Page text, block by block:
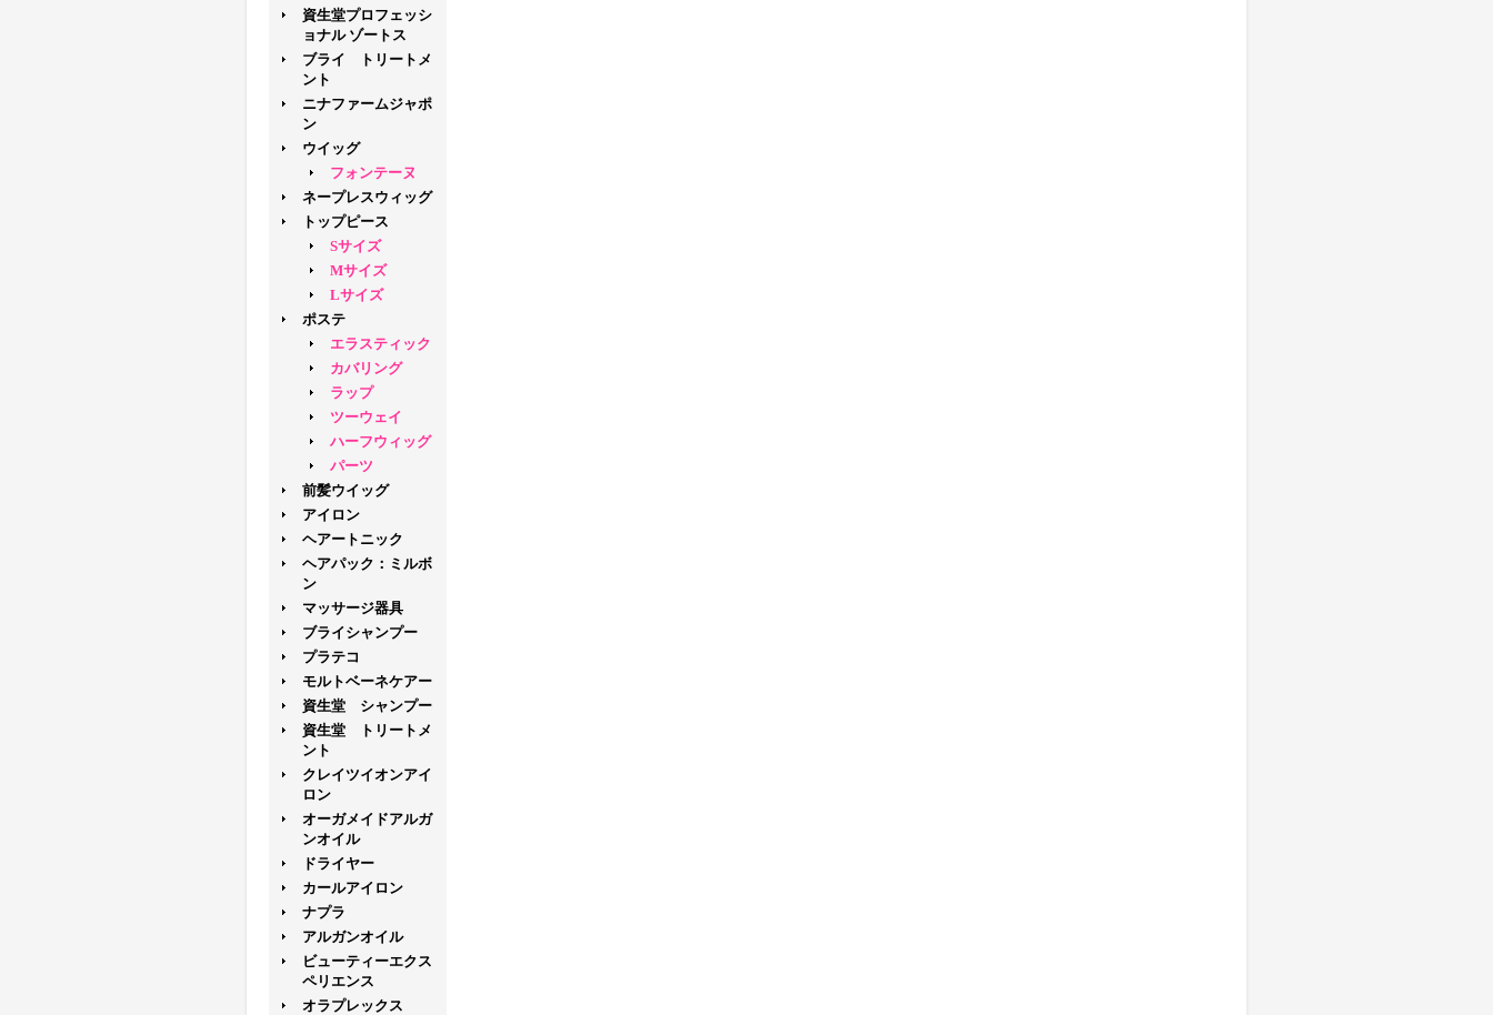
資生堂プロフェッシ
ョナル ゾートス
ブライ トリートメ
ント
ニナファームジャポ
ン
ウイッグ
フォンテーヌ
ネープレスウィッグ
トップピース
Sサイズ
Mサイズ
Lサイズ
ポステ
エラスティック
カバリング
ラップ
ツーウェイ
ハーフウィッグ
パーツ
前髪ウイッグ
アイロン
ヘアートニック
ヘアパック：ミルボ
ン
マッサージ器具
ブライシャンプー
プラテコ
モルトベーネケアー
資生堂 シャンプー
資生堂 トリートメ
ント
クレイツイオンアイ
ロン
オーガメイドアルガ
ンオイル
ドライヤー
カールアイロン
ナプラ
アルガンオイル
ビューティーエクス
ペリエンス
オラプレックス